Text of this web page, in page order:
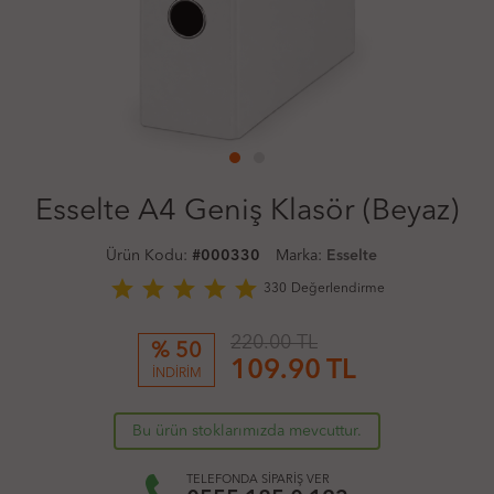
Esselte A4 Geniş Klasör (Beyaz)
Ürün Kodu: #000330 Marka: Esselte
star star star star star 330 Değerlendirme
% 50
İNDİRİM
220.00 TL
109.90 TL
Bu ürün stoklarımızda mevcuttur.
TELEFONDA SİPARİŞ VER